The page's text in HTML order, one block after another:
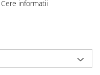
informatii